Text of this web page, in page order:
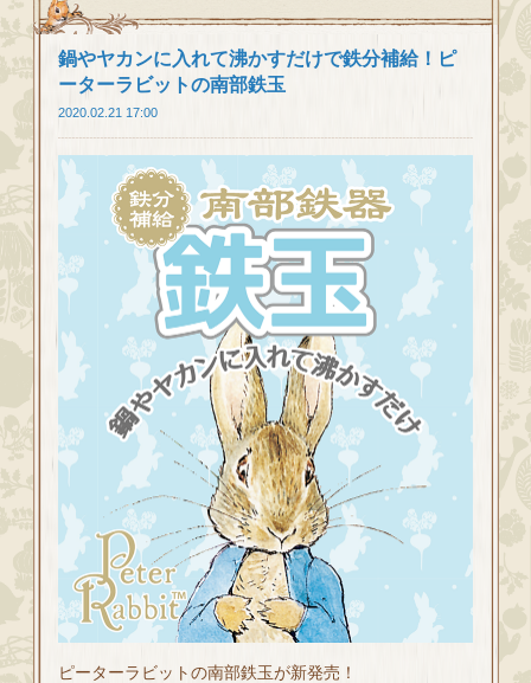
鍋やヤカンに入れて沸かすだけで鉄分補給！ピ
ーターラビットの南部鉄玉
2020.02.21 17:00
ピーターラビットの南部鉄玉が新発売！